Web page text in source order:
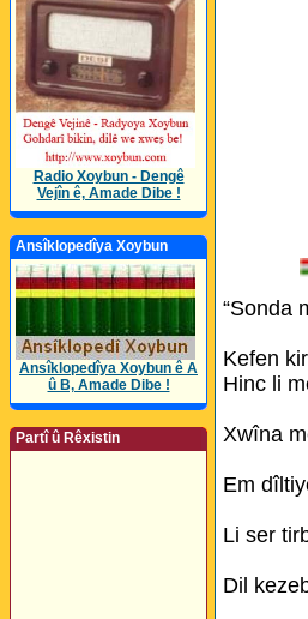
Radio Xoybun - Dengê
Vejîn ê, Amade Dibe !
Ansîklopedîya Xoybun
Ansîklopedîya Xoybun ê A
û B, Amade Dibe !
Partî û Rêxistin
“Sonda
Kefen
Hinc li
Xwîna
Em
Li ser
Dil